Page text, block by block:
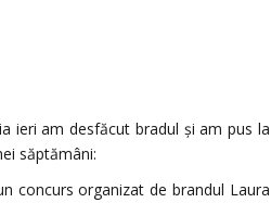
am desfăcut bradul și am pus la
săptămâni:
concurs organizat de brandul Laura